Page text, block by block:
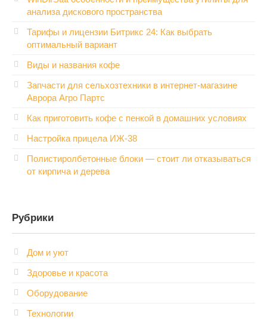
анализа дискового пространства
Тарифы и лицензии Битрикс 24: Как выбрать
оптимальный вариант
Виды и названия кофе
Запчасти для сельхозтехники в интернет-магазине
Аврора Агро Партс
Как приготовить кофе с пенкой в домашних условиях
Настройка прицела ИЖ‑38
Полистиролбетонные блоки — стоит ли отказываться
от кирпича и дерева
Рубрики
Дом и уют
Здоровье и красота
Оборудование
Технологии